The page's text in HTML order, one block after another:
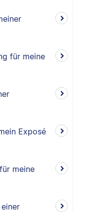
für meine
Exposé
meine